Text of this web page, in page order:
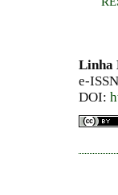
Linha
e-
DOI: